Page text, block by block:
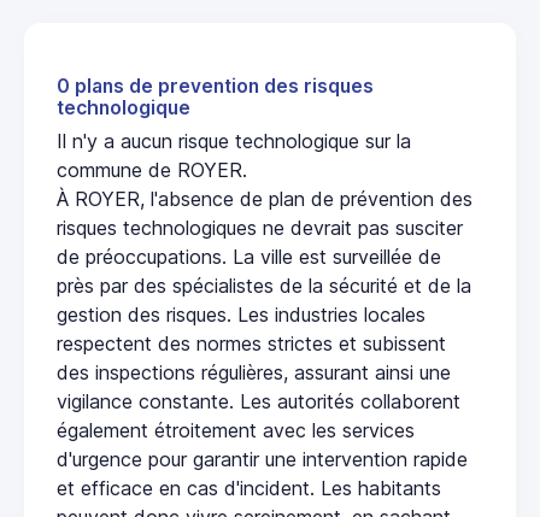
0 plans de prevention des risques
technologique
Il n'y a aucun risque technologique sur la
commune de ROYER.
À ROYER, l'absence de plan de prévention des
risques technologiques ne devrait pas susciter
de préoccupations. La ville est surveillée de
près par des spécialistes de la sécurité et de la
gestion des risques. Les industries locales
respectent des normes strictes et subissent
des inspections régulières, assurant ainsi une
vigilance constante. Les autorités collaborent
également étroitement avec les services
d'urgence pour garantir une intervention rapide
et efficace en cas d'incident. Les habitants